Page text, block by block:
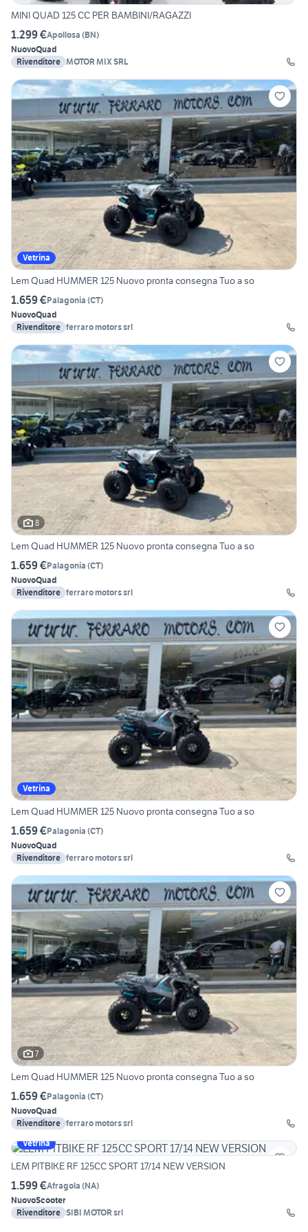
MINI QUAD 125 CC PER BAMBINI/RAGAZZI
1.299 €Apollosa (BN)
NuovoQuad
Rivenditore
MOTOR MIX SRL
Vetrina
Lem Quad HUMMER 125 Nuovo pronta consegna Tuo a so
1.659 €Palagonia (CT)
NuovoQuad
Rivenditore ferraro motors srl
8
Lem Quad HUMMER 125 Nuovo pronta consegna Tuo a so
1.659 €Palagonia (CT)
NuovoQuad
Rivenditore ferraro motors srl
Vetrina
Lem Quad HUMMER 125 Nuovo pronta consegna Tuo a so
1.659 €Palagonia (CT)
NuovoQuad
Rivenditore ferraro motors srl
7
Lem Quad HUMMER 125 Nuovo pronta consegna Tuo a so
1.659 €Palagonia (CT)
NuovoQuad
Rivenditore ferraro motors srl
Vetrina
LEM PITBIKE RF 125CC SPORT 17/14 NEW VERSION
1.599 €Afragola (NA)
NuovoScooter
Rivenditore SIBI MOTOR srl